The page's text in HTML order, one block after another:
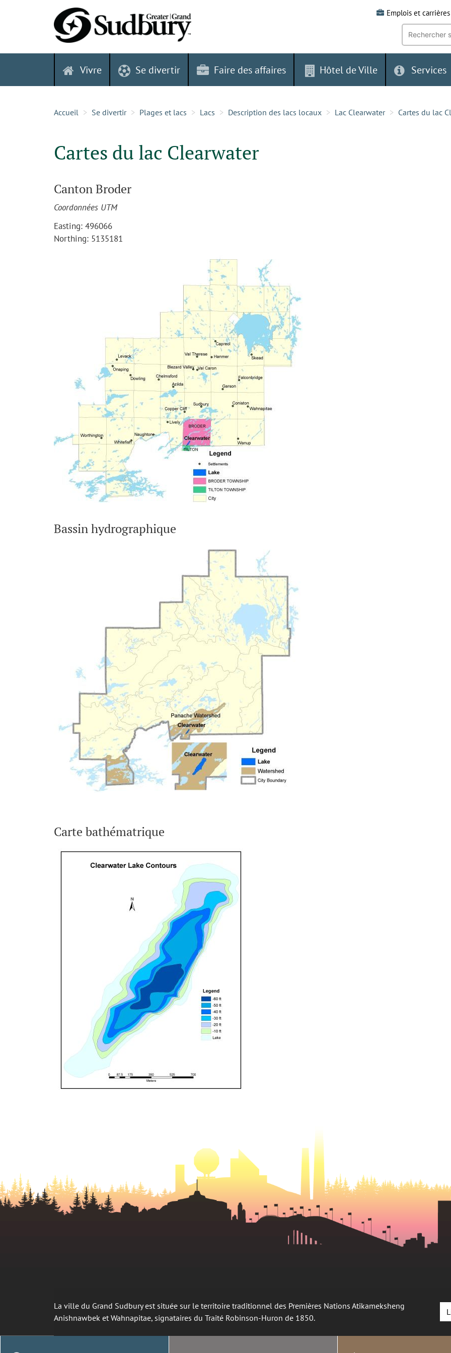
Emplois et carrières
Recherche
mot-
clé:
Vivre Se divertir Faire des affaires Hôtel de Ville Services
Accueil Se divertir Plages et lacs Lacs Description des lacs locaux Lac Clearwater Cartes du lac
Cartes du lac Clearwater
Canton Broder
Coordonnées UTM
Easting: 496066
Northing: 5135181
Bassin hydrographique
Carte bathématrique
La ville du Grand Sudbury est située sur le territoire traditionnel des Premières Nations Atikameksheng
Anishnawbek et Wahnapitae, signataires du Traité Robinson-Huron de 1850.